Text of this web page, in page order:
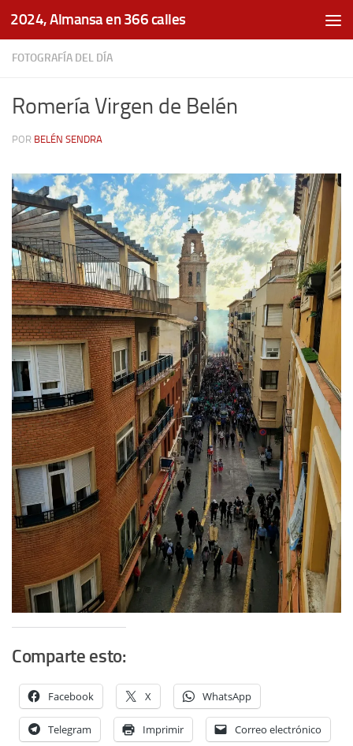
Saltar al contenido
2024, Almansa en 366 calles
FOTOGRAFÍA DEL DÍA
Romería Virgen de Belén
POR BELÉN SENDRA
Comparte esto:
Facebook X WhatsApp
Telegram Imprimir Correo electrónico